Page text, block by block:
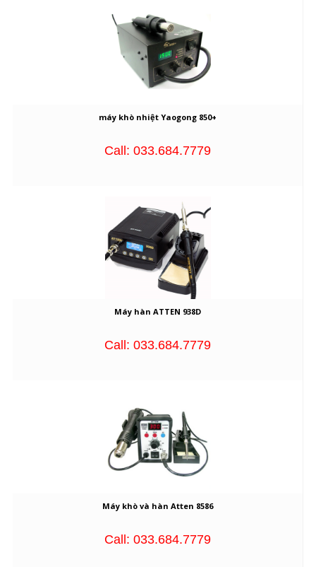
máy khò nhiệt Yaogong 850+
Call: 033.684.7779
Máy hàn ATTEN 938D
Call: 033.684.7779
Máy khò và hàn Atten 8586
Call: 033.684.7779